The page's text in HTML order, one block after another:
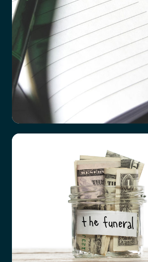
Checklista vid
Det är ett hårt slag att förlora en
familjemedlem, oavsett vad
förberedda vi än tror att vi är, till
en lång tids sjukdom hos den
överrumplande och chockartat.
Och mitt i sorgen är det ingen
tänka praktiskt.